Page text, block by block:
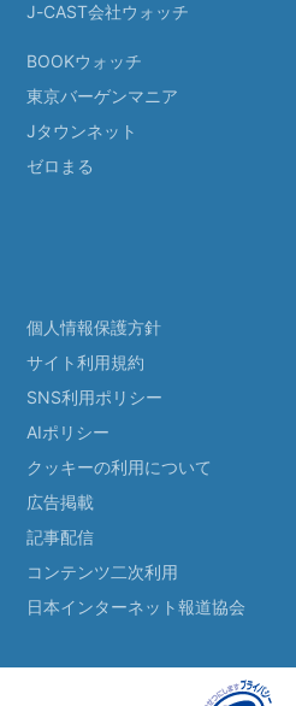
J-CAST会社ウォッチ
BOOKウォッチ
東京バーゲンマニア
Jタウンネット
ゼロまる
個人情報保護方針
サイト利用規約
SNS利用ポリシー
AIポリシー
クッキーの利用について
広告掲載
記事配信
コンテンツ二次利用
日本インターネット報道協会